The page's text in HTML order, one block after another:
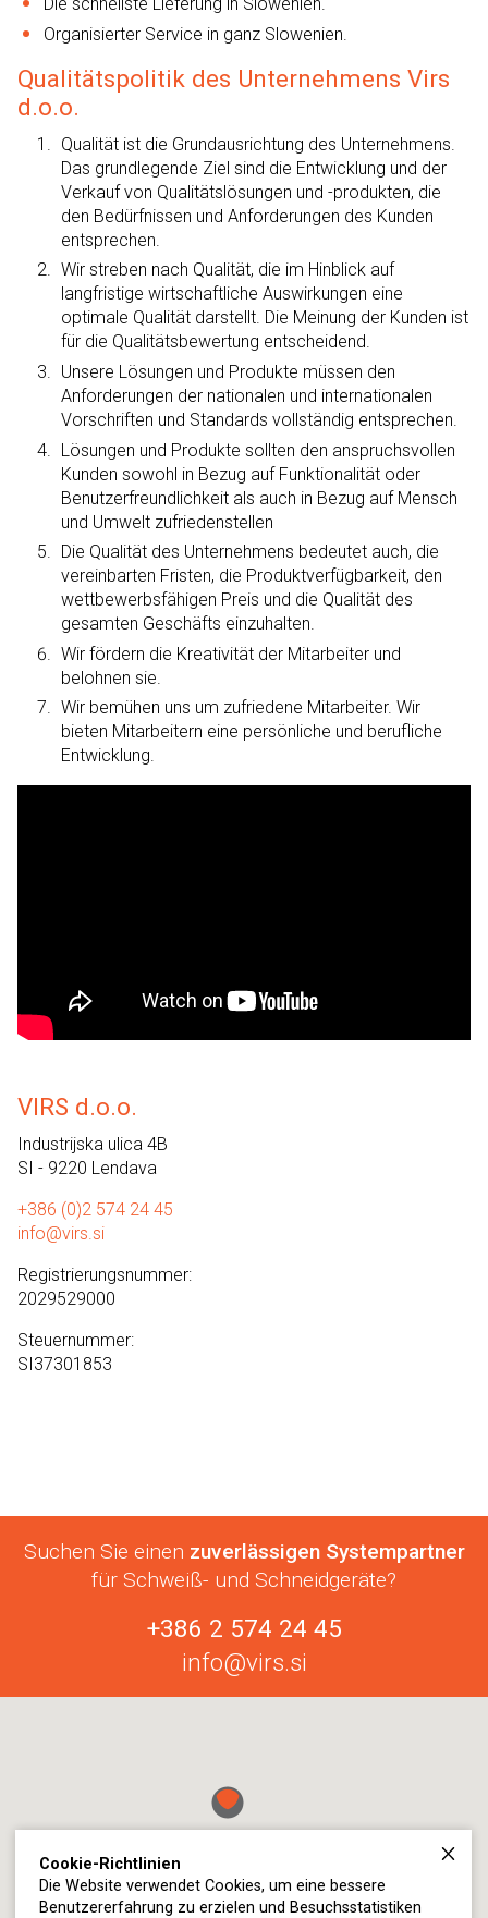
Organisierter Service in ganz Slowenien.
Qualitätspolitik des Unternehmens Virs
d.o.o.
Qualität ist die Grundausrichtung des Unternehmens.
Das grundlegende Ziel sind die Entwicklung und der
Verkauf von Qualitätslösungen und -produkten, die
den Bedürfnissen und Anforderungen des Kunden
entsprechen.
Wir streben nach Qualität, die im Hinblick auf
langfristige wirtschaftliche Auswirkungen eine
optimale Qualität darstellt. Die Meinung der Kunden ist
für die Qualitätsbewertung entscheidend.
Unsere Lösungen und Produkte müssen den
Anforderungen der nationalen und internationalen
Vorschriften und Standards vollständig entsprechen.
Lösungen und Produkte sollten den anspruchsvollen
Kunden sowohl in Bezug auf Funktionalität oder
Benutzerfreundlichkeit als auch in Bezug auf Mensch
und Umwelt zufriedenstellen
Die Qualität des Unternehmens bedeutet auch, die
vereinbarten Fristen, die Produktverfügbarkeit, den
wettbewerbsfähigen Preis und die Qualität des
gesamten Geschäfts einzuhalten.
Wir fördern die Kreativität der Mitarbeiter und
belohnen sie.
Wir bemühen uns um zufriedene Mitarbeiter. Wir
bieten Mitarbeitern eine persönliche und berufliche
Entwicklung.
VIRS d.o.o.
Industrijska ulica 4B
SI - 9220 Lendava
+386 (0)2 574 24 45
info@virs.si
Registrierungsnummer:
2029529000
Steuernummer:
SI37301853
Suchen Sie einen zuverlässigen Systempartner
für Schweiß- und Schneidgeräte?
+386 2 574 24 45
info@virs.si
Cookie-Richtlinien
Die Website verwendet Cookies, um eine bessere
Benutzererfahrung zu erzielen und Besuchsstatistiken